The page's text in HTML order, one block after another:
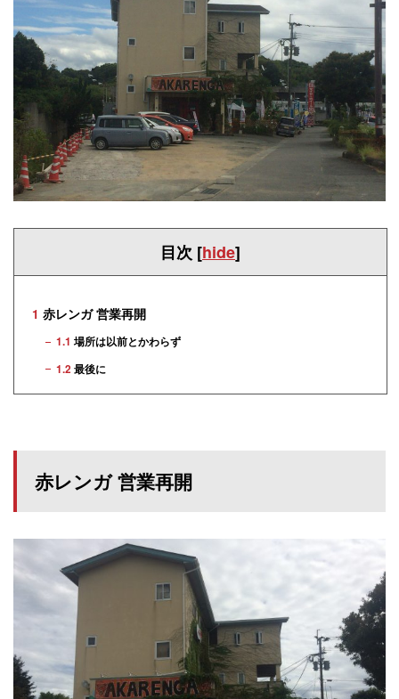
目次 [hide]
1 赤レンガ 営業再開
1.1 場所は以前とかわらず
1.2 最後に
赤レンガ 営業再開